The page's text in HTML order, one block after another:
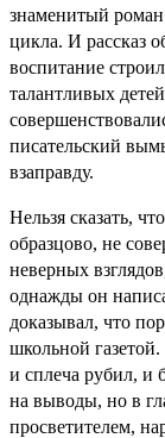
знаменитый
цикла. И рассказ
воспитание
талантливых
писательский
взаправду.
Нельзя сказать,
образцово, не
неверных
однажды он
доказывал, что
школьной
и сплеча рубил, и
на выводы, но в
просветителем,